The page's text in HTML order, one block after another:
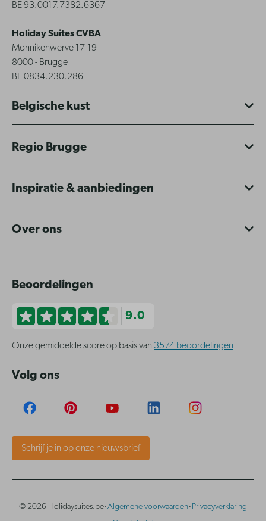
BE 93.0017.7382.6367
Holiday Suites CVBA
Monnikenwerve 17-19
8000 - Brugge
BE 0834.230.286
Belgische kust
Regio Brugge
Inspiratie & aanbiedingen
Over ons
Beoordelingen
9.0
Onze gemiddelde score op basis van 3574 beoordelingen
Volg ons
Schrijf je in op onze nieuwsbrief
© 2026 Holidaysuites.be·Algemene voorwaarden· Privacyverklaring